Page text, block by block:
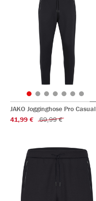
JAKO Jogginghose Pro Casual
41,99 €
69,99 €